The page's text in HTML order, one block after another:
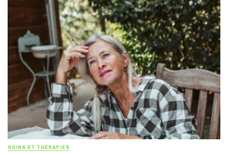
SOINS ET THÉRAPIES